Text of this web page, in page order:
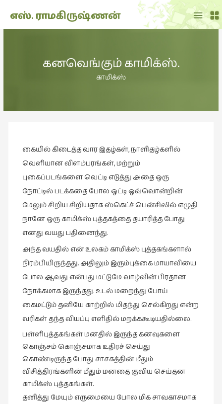
அனுபவம்
அன்றாடம்
ஆளுமை
இசை
இணையதளம்
இந்திய
இலக்கியம்
இயற்கை
இலக்கியம்
இன்னொரு
எஸ். ராமகிருஷ்ணன்
Main
Menu
கனவெங்கும் காமிக்ஸ்.
காமிக்ஸ்
கையில் கிடைத்த வார இதழ்கள், நாளிதழ்களில்
வெளியான விளம்பரங்கள், மற்றும்
புகைப்படங்களை வெட்டி எடுத்து அதை ஒரு
நோட்டில் படக்கதை போல ஒட்டி ஒவ்வொன்றின்
மேலும் சிறிய சிறியதாக ஸ்கெட்ச் பென்சிலில் எழுதி
நானே ஒரு காமிக்ஸ் புத்தகத்தை தயாரித்த போது
எனது வயது பதினைந்து.
அந்த வயதில் என் உலகம் காமிக்ஸ் புத்தகங்களால்
நிரம்பியிருந்தது. அதிலும் இரும்புக்கை மாயாவியை
போல ஆவது என்பது மட்டுமே வாழ்வின் பிரதான
நோக்கமாக இருந்தது. உடல் மறைந்து போய்
கைமட்டும் தனியே காற்றில் மிதந்து செல்கிறது என்ற
வரிகள் தந்த வியப்பு எளிதில் மறக்ககூடியதில்லை.
பள்ளிபுத்தகங்கள் மனதில் இருந்த கனவுகளை
கொஞ்சம் கொஞ்சமாக உதிரச் செய்து
கொண்டிருந்த போது சாசகத்தின் மீதும்
விசித்திரங்களின் மீதும் மனதை குவிய செய்தன
காமிக்ஸ் புத்தகங்கள்.
தனித்து மேயும் எருமையை போல மிக சாவகாசமாக